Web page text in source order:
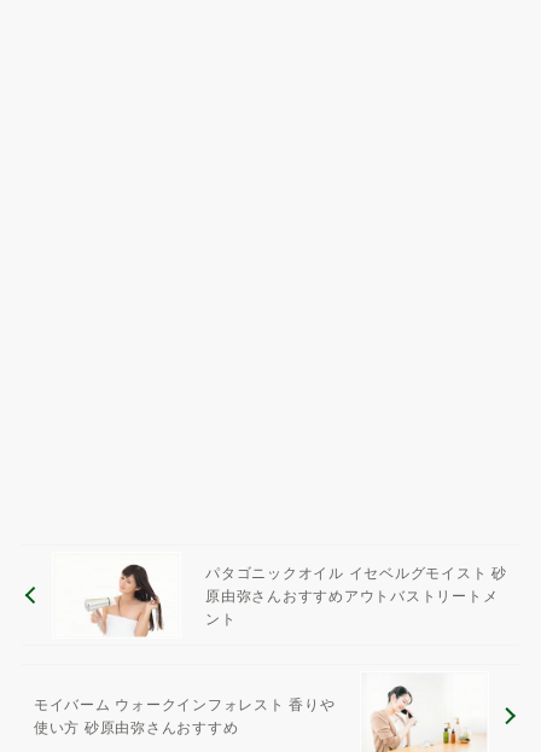
パタゴニックオイル イセベルグモイスト 砂
原由弥さんおすすめアウトバストリートメ
ント
モイバーム ウォークインフォレスト 香りや
使い方 砂原由弥さんおすすめ